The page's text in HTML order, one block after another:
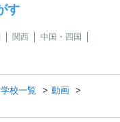
す
関西
中国・四国
学校一覧
動画